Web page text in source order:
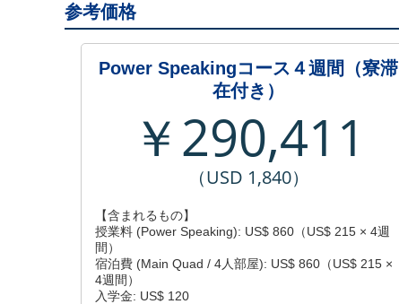
参考価格
Power Speakingコース４週間（寮滞
在付き）
￥290,411
（USD 1,840）
【含まれるもの】
授業料 (Power Speaking): US$ 860（US$ 215 × 4週
間）
宿泊費 (Main Quad / 4人部屋): US$ 860（US$ 215 ×
4週間）
入学金: US$ 120